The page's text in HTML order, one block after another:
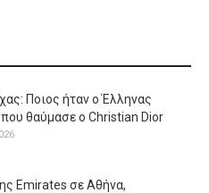
Ποιος ήταν ο Έλληνας
θαύμασε ο Christian Dior
Emirates σε Αθήνα,